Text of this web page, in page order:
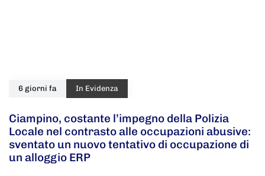
6 giorni fa In Evidenza
Ciampino, costante l’impegno della Polizia
Locale nel contrasto alle occupazioni abusive:
sventato un nuovo tentativo di occupazione di
un alloggio ERP